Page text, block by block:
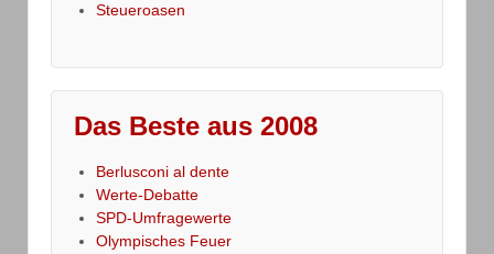
Steueroasen
Das Beste aus 2008
Berlusconi al dente
Werte-Debatte
SPD-Umfragewerte
Olympisches Feuer